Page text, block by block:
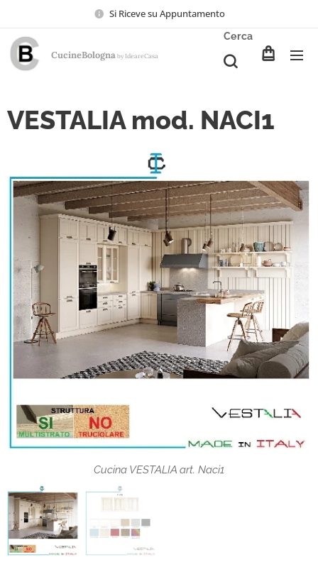
Si Riceve su Appuntamento
CucineBologna by IdeareCasa
Cerca
VESTALIA mod. NACI1
Cucina VESTALIA art. Naci1
Cucina VESTALIA art. Naci tinte